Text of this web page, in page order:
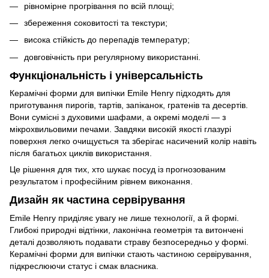
рівномірне прогрівання по всій площі;
збереження соковитості та текстури;
висока стійкість до перепадів температур;
довговічність при регулярному використанні.
Функціональність і універсальність
Керамічні форми для випічки Emile Henry підходять для
приготування пирогів, тартів, запіканок, гратенів та десертів.
Вони сумісні з духовими шафами, а окремі моделі — з
мікрохвильовими печами. Завдяки високій якості глазурі
поверхня легко очищується та зберігає насичений колір навіть
після багатьох циклів використання.
Це рішення для тих, хто шукає посуд із прогнозованим
результатом і професійним рівнем виконання.
Дизайн як частина сервірування
Emile Henry приділяє увагу не лише технології, а й формі.
Глибокі природні відтінки, лаконічна геометрія та витончені
деталі дозволяють подавати страву безпосередньо у формі.
Керамічні форми для випічки стають частиною сервірування,
підкреслюючи статус і смак власника.